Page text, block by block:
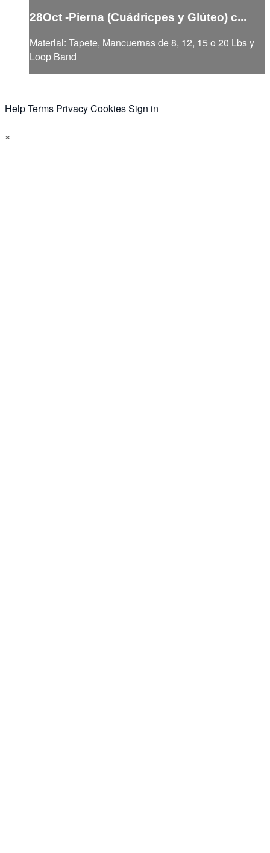
28Oct -Pierna (Cuádricpes y Glúteo) c...
Materlal: Tapete, Mancuernas de 8, 12, 15 o 20 Lbs y
Loop Band
HelpTerms PrivacyCookiesSign in
×